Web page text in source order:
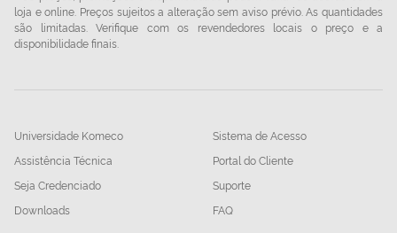
loja e online. Preços sujeitos a alteração sem aviso prévio. As quantidades
são limitadas. Verifique com os revendedores locais o preço e a
disponibilidade finais.
Universidade Komeco
Assistência Técnica
Seja Credenciado
Downloads
Sistema de Acesso
Portal do Cliente
Suporte
FAQ